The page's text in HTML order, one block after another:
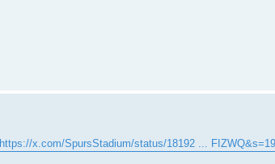
https://x.com/SpursStadium/status/18192 ... FIZWQ&s=19